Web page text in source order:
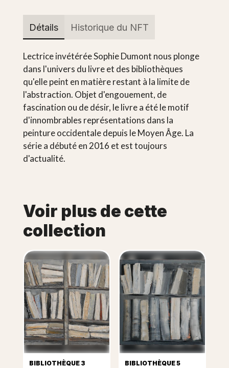
Détails Historique du NFT
Lectrice invétérée Sophie Dumont nous plonge
dans l'univers du livre et des bibliothèques
qu'elle peint en matière restant à la limite de
l'abstraction. Objet d'engouement, de
fascination ou de désir, le livre a été le motif
d'innombrables représentations dans la
peinture occidentale depuis le Moyen Âge. La
série a débuté en 2016 et est toujours
d'actualité.
Voir plus de cette
collection
BIBLIOTHÈQUE 3 BIBLIOTHÈQUE 5